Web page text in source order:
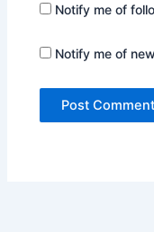
Notify me of
Notify me of